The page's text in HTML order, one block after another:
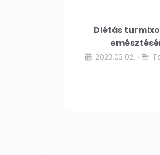
Diétás
2023.03.02. •